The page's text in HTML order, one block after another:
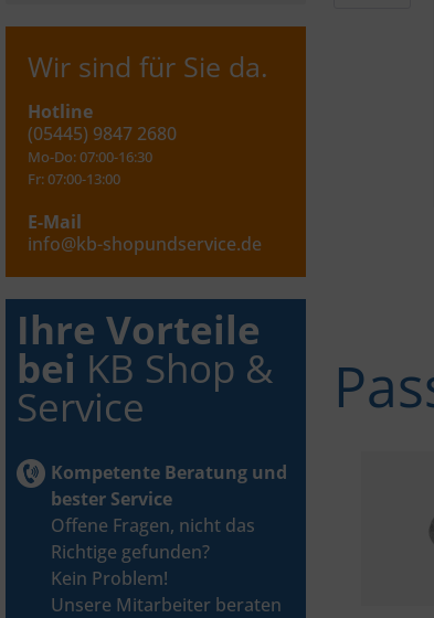
Wir sind für Sie da.
Hotline
(05445) 9847 2680
Mo-Do: 07:00-16:30
Fr: 07:00-13:00
E-Mail
info@kb-shopundservice.de
Ihre Vorteile
bei KB Shop &
Service
Kompetente Beratung und
bester Service
Offene Fragen, nicht das
Richtige gefunden?
Kein Problem!
Unsere Mitarbeiter beraten